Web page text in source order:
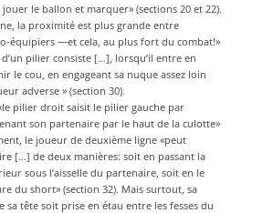
le ballon et marquer» (sections 20 et 22).
la proximité est plus grande entre
équipiers —et cela, au plus fort du combat!»
d’un pilier consiste […], lorsqu’il entre en
le cou, en engageant sa nuque assez loin
adverse » (section 30).
pilier droit saisit le pilier gauche par
son partenaire par le haut de la culotte»
le joueur de deuxième ligne «peut
[…] de deux manières: soit en passant la
sous l’aisselle du partenaire, soit en le
du short» (section 32). Mais surtout, sa
sa tête soit prise en étau entre les fesses du